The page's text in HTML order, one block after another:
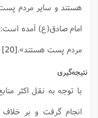
هستند و سایر مردم
امام صادق(ع) آمده است:
مردم پست هستند».[20]
نتیجه‌گیری
با توجه به نقل اکثر
انجام گرفت و بر